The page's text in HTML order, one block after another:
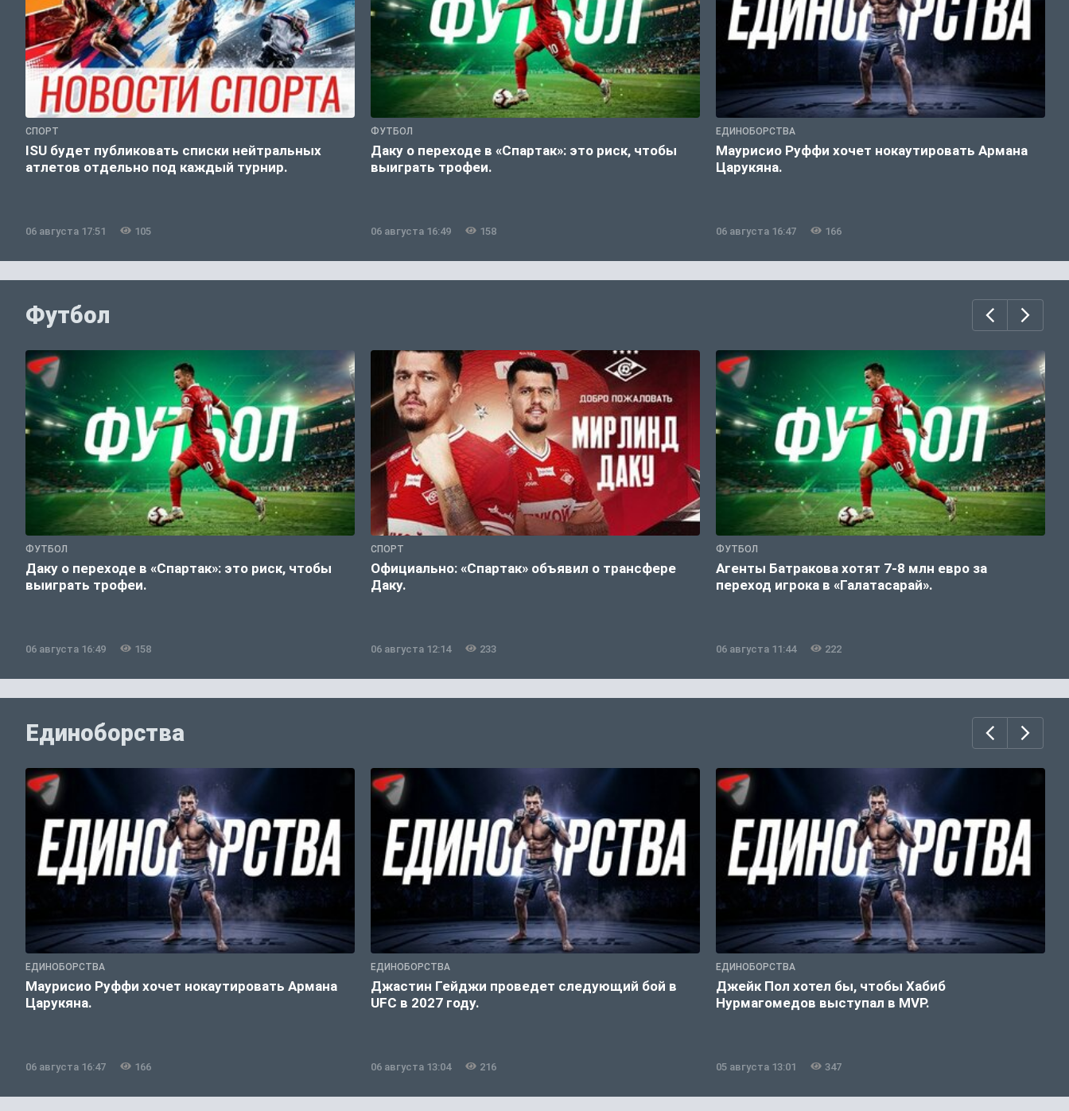
СПОРТ
ISU будет публиковать списки нейтральных
атлетов отдельно под каждый турнир.
06 августа 17:51 105
ФУТБОЛ
Даку о переходе в «Спартак»: это риск, чтобы
выиграть трофеи.
06 августа 16:49 158
ЕДИНОБОРСТВА
Маурисио Руффи хочет нокаутировать Армана
Царукяна.
06 августа 16:47 166
Футбол
ФУТБОЛ
Даку о переходе в «Спартак»: это риск, чтобы
выиграть трофеи.
06 августа 16:49 158
СПОРТ
Официально: «Спартак» объявил о трансфере
Даку.
06 августа 12:14 233
ФУТБОЛ
Агенты Батракова хотят 7-8 млн евро за
переход игрока в «Галатасарай».
06 августа 11:44 222
Единоборства
ЕДИНОБОРСТВА
Маурисио Руффи хочет нокаутировать Армана
Царукяна.
06 августа 16:47 166
ЕДИНОБОРСТВА
Джастин Гейджи проведет следующий бой в
UFC в 2027 году.
06 августа 13:04 216
ЕДИНОБОРСТВА
Джейк Пол хотел бы, чтобы Хабиб
Нурмагомедов выступал в MVP.
05 августа 13:01 347